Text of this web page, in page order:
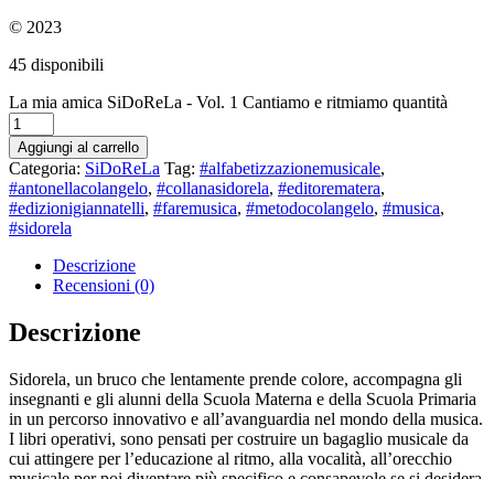
© 2023
45 disponibili
La mia amica SiDoReLa - Vol. 1 Cantiamo e ritmiamo quantità
Aggiungi al carrello
Categoria: SiDoReLa Tag: #alfabetizzazionemusicale,
#antonellacolangelo, #collanasidorela, #editorematera,
#edizionigiannatelli, #faremusica, #metodocolangelo, #musica,
#sidorela
Descrizione
Recensioni (0)
Descrizione
Sidorela, un bruco che lentamente prende colore, accompagna gli
insegnanti e gli alunni della Scuola Materna e della Scuola Primaria
in un percorso innovativo e all’avanguardia nel mondo della musica.
I libri operativi, sono pensati per costruire un bagaglio musicale da
cui attingere per l’educazione al ritmo, alla vocalità, all’orecchio